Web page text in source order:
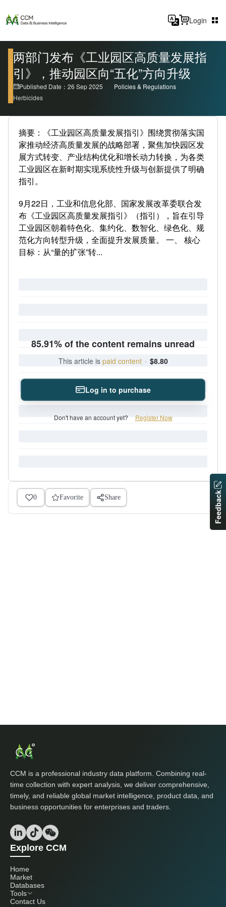
Login
两部门发布《工业园区高质量发展指
引》，推动园区向“五化”方向升级
Published Date：26 Sep 2025
Policies & Regulations
Herbicides
摘要：《工业园区高质量发展指引》围绕贯彻落实国
家推动经济高质量发展的战略部署，聚焦加快园区发
展方式转变、产业结构优化和增长动力转换，为各类
工业园区在新时期实现系统性升级与创新提供了明确
指引。
9月22日，工业和信息化部、国家发展改革委联合发
布《工业园区高质量发展指引》（指引），旨在引导
工业园区朝着特色化、集约化、数智化、绿色化、规
范化方向转型升级，全面提升发展质量。 一、 核心
目标：从“量的扩张”转...
85.91% of the content remains unread
This article is paid content · $8.80
Log in to purchase
Don't have an account yet? Register Now
0 Favorite Share
CCM is a professional industry data platform. Combining real-
time collection with expert analysis, we deliver comprehensive,
timely, and reliable global market intelligence, product data, and
business opportunities for enterprises and traders.
Explore CCM
Home
Market
Databases
Tools
Contact Us
Feedback